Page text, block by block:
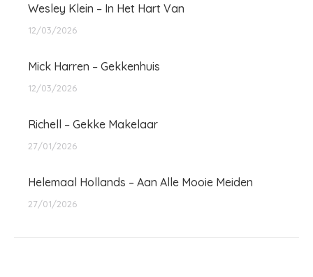
Wesley Klein – In Het Hart Van
12/03/2026
Mick Harren – Gekkenhuis
12/03/2026
Richell – Gekke Makelaar
27/01/2026
Helemaal Hollands – Aan Alle Mooie Meiden
27/01/2026